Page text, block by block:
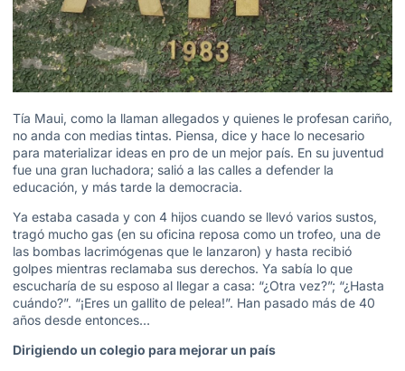
Tía Maui, como la llaman allegados y quienes le profesan cariño,
no anda con medias tintas. Piensa, dice y hace lo necesario
para materializar ideas en pro de un mejor país. En su juventud
fue una gran luchadora; salió a las calles a defender la
educación, y más tarde la democracia.
Ya estaba casada y con 4 hijos cuando se llevó varios sustos,
tragó mucho gas (en su oficina reposa como un trofeo, una de
las bombas lacrimógenas que le lanzaron) y hasta recibió
golpes mientras reclamaba sus derechos. Ya sabía lo que
escucharía de su esposo al llegar a casa: “¿Otra vez?”; “¿Hasta
cuándo?”. “¡Eres un gallito de pelea!”. Han pasado más de 40
años desde entonces…
Dirigiendo un colegio para mejorar un país